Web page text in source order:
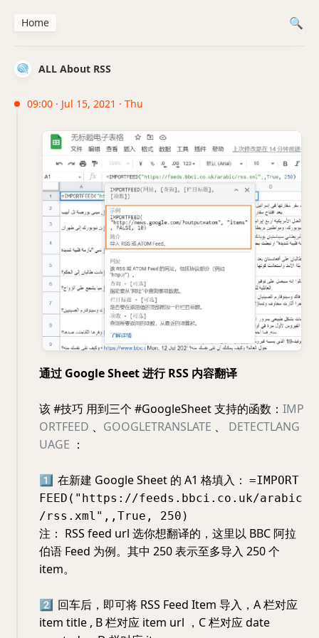
ALL About RSS
09:00 · Jul 15, 2021 · Thu
通过 Google Sheet 进行 RSS 内容翻译
该 #技巧 用到三个 #GoogleSheet 支持的函数： IMP
ORTFEED 、 GOOGLETRANSLATE 、 DETECTLANG
UAGE ：
1️⃣ 在新建 Google Sheet 的 A1 格填入： =IMPORT
FEED("https://feeds.bbci.co.uk/arabic
/rss.xml",,True, 250)
注： RSS feed url 选你想翻译的，这里以 BBC 阿拉
伯语 Feed 为例。其中 250 表示至多导入 250 个
item。
2️⃣ 回车后，即可将 RSS Feed Item 导入，A 栏对应
item title , B 栏对应 item url ，C 栏对应 date
Home